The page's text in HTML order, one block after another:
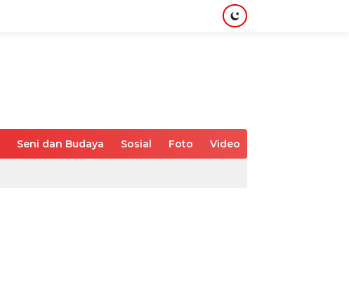
Seni dan Budaya Sosial Foto Video